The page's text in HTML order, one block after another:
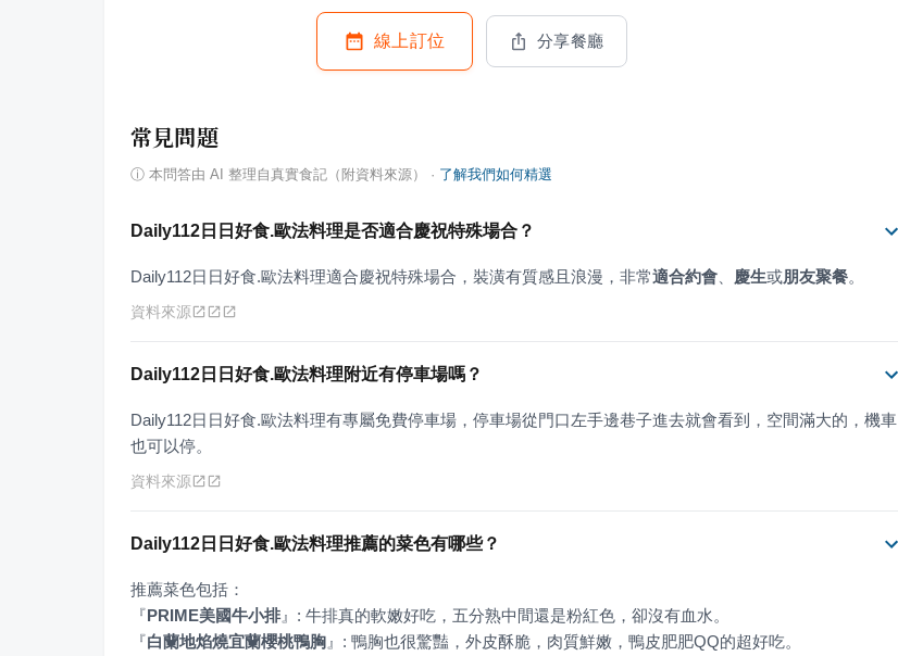
線上訂位 分享餐廳
常見問題
ⓘ 本問答由 AI 整理自真實食記（附資料來源） · 了解我們如何精選
Daily112日日好食.歐法料理是否適合慶祝特殊場合？
Daily112日日好食.歐法料理適合慶祝特殊場合，裝潢有質感且浪漫，非常適合約會 慶生或朋友聚餐。
資料來源
Daily112日日好食.歐法料理附近有停車場嗎？
Daily112日日好食.歐法料理有專屬免費停車場，停車場從門口左手邊巷子進去就會看到，空間滿大的，機車
也可以停。
資料來源
Daily112日日好食.歐法料理推薦的菜色有哪些？
『PRIME美國牛小排』
『白蘭地焰燒宜蘭櫻桃鴨胸 』